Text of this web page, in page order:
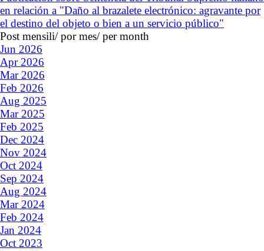
en relación a "Daño al brazalete electrónico: agravante por
el destino del objeto o bien a un servicio público"
Post mensili/ por mes/ per month
Jun 2026
Apr 2026
Mar 2026
Feb 2026
Aug 2025
Mar 2025
Feb 2025
Dec 2024
Nov 2024
Oct 2024
Sep 2024
Aug 2024
Mar 2024
Feb 2024
Jan 2024
Oct 2023